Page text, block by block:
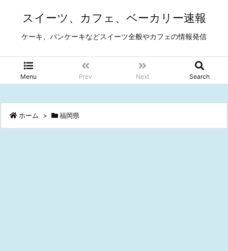
スイーツ、カフェ、ベーカリー速報
ケーキ、パンケーキなどスイーツ全般やカフェの情報発信
Menu Prev Next Search
ホーム > 福岡県